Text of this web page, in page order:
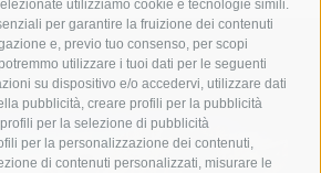
utilizziamo cookie e tecnologie simili.
per garantire la fruizione dei contenuti
e, previo tuo consenso, per scopi
utilizzare i tuoi dati per le seguenti
su dispositivo e/o accedervi, utilizzare dati
pubblicità, creare profili per la pubblicità
per la selezione di pubblicità
per la personalizzazione dei contenuti,
di contenuti personalizzati, misurare le